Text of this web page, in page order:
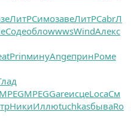
ЛитРСимозавеЛитРCabrЛ
СодеоблоwwwsWindАлекс
PrinминуAngeпринРоме
MPEGMPEGGareисцеLocaСм
НикиИллюtuchkasбываRo